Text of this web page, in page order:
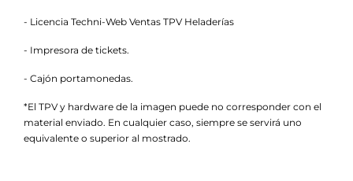
- Licencia Techni-Web Ventas TPV Heladerías
- Impresora de tickets.
- Cajón portamonedas.
*El TPV y hardware de la imagen puede no corresponder con el
material enviado. En cualquier caso, siempre se servirá uno
equivalente o superior al mostrado.